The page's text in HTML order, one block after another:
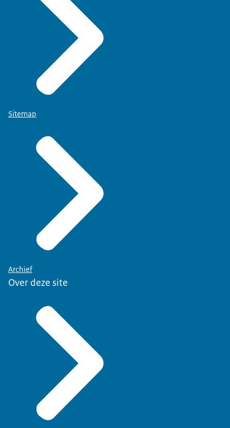
Sitemap
Archief
Over deze site